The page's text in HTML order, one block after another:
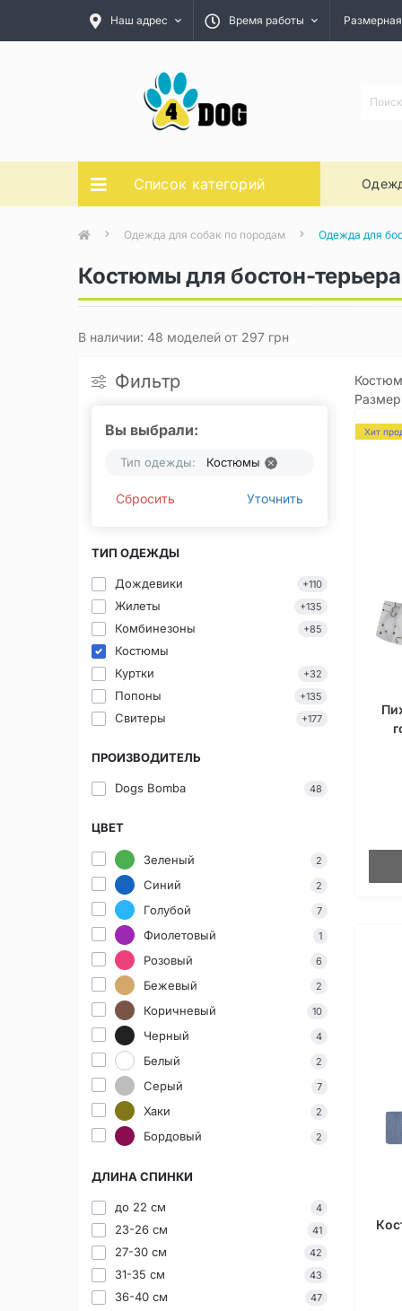
Наш адрес Время работы
Список категорий
Одежда для собак по породам Одежда для
Костюмы для бостон-терьера
В наличии: 48 моделей от 297 грн
Фильтр
Вы выбрали:
Тип одежды: Костюмы
Сбросить Уточнить
ТИП ОДЕЖДЫ
Дождевики +110
Жилеты +135
Комбинезоны +85
Костюмы
Куртки
+32
Попоны +135
Свитеры +177
ПРОИЗВОДИТЕЛЬ
Dogs Bomba 48
ЦВЕТ
Зеленый 2
Синий 2
Голубой 7
Фиолетовый 1
Розовый 6
Бежевый 2
Коричневый 10
Черный 4
Белый 2
Серый 7
Хаки 2
Бордовый 2
ДЛИНА СПИНКИ
до 22 см 4
23-26 см 41
27-30 см 42
31-35 см 43
36-40 см 47
Хит